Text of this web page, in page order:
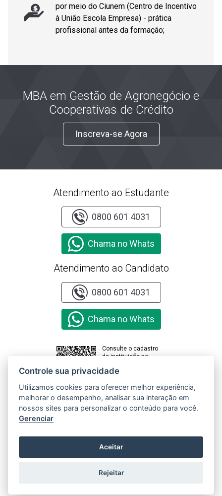
por meio do Ciunem (Centro de Incentivo
à União Escola Empresa) - prática
profissional antes da formação;
MBA em Gestão de Agronegócio e
Cooperativas de Crédito
Inscreva-se Agora
Atendimento ao Estudante
0800 601 4031
Chama no Whats
Atendimento ao Candidato
0800 601 4031
Chama no Whats
Consulte o cadastro
da instituição no
Clique aqui e
acesse o
Copyright © 2000 - 2026 Universidade Paranaense. Todos os direitos
Controle sua privacidade
Utilizamos cookies para oferecer melhor experiência,
melhorar o desempenho, analisar sua interação em
nossos sites para personalizar o conteúdo para você.
Gerenciar
Aceitar
Rejeitar